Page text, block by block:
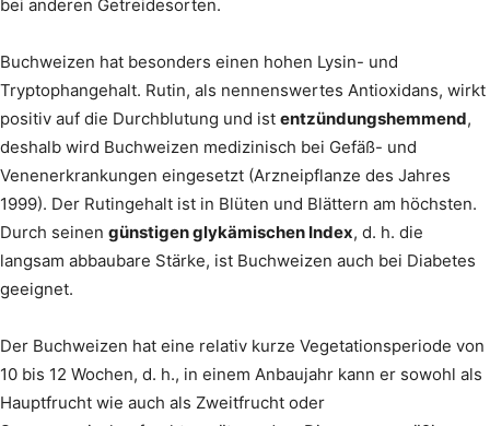
bei anderen Getreidesorten.
Buchweizen hat besonders einen hohen Lysin- und
Tryptophangehalt. Rutin, als nennenswertes Antioxidans, wirkt
positiv auf die Durchblutung und ist entzündungshemmend,
deshalb wird Buchweizen medizinisch bei Gefäß- und
Venenerkrankungen eingesetzt (Arzneipflanze des Jahres
1999). Der Rutingehalt ist in Blüten und Blättern am höchsten.
Durch seinen günstigen glykämischen Index, d. h. die
langsam abbaubare Stärke, ist Buchweizen auch bei Diabetes
geeignet.
Der Buchweizen hat eine relativ kurze Vegetationsperiode von
10 bis 12 Wochen, d. h., in einem Anbaujahr kann er sowohl als
Hauptfrucht wie auch als Zweitfrucht oder